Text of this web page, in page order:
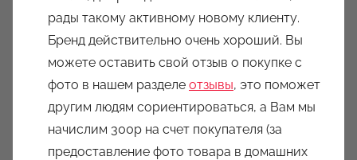
рады такому активному новому клиенту.
Бренд действительно очень хороший. Вы
можете оставить свой отзыв о покупке с
фото в нашем разделе отзывы, это поможет
другим людям сориентироваться, а Вам мы
начислим 300р на счет покупателя (за
предоставление фото товара в домашних